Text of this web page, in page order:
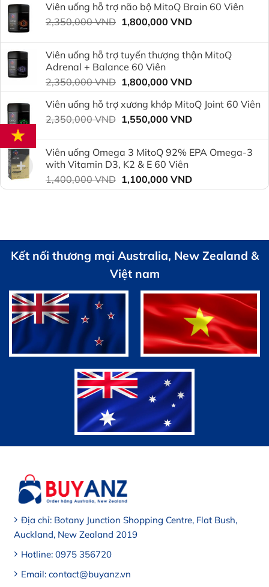
là:
900,000 VND.
tại
là:
Viên uống hỗ trợ não bộ MitoQ Brain 60 Viên
2,350,000VND Giá
2,350,000 VND.
1,800,000 VNDGiá
là:
Viên uống hỗ trợ tuyến thượng thận MitoQ
Adrenal + Balance 60 Viên
2,350,000VND Giá
là:
2,350,000 VND.
1,800,000 VNDGiá
tại
là:
Viên uống hỗ trợ xương khớp MitoQ Joint 60 Viên
2,350,000VND Giá
2,350,000 VND.
1,550,000 VNDGiá
là:
Viên uống Omega 3 MitoQ 92% EPA Omega-3
with Vitamin D3, K2 & E 60 Viên
1,400,000VND Giá
gốc
1,100,000 VNDGiá
hiện
Kết nối thương mại Australia, New Zealand &
Việt nam
Địa chỉ: Botany Junction Shopping Centre, Flat Bush,
Auckland, New Zealand 2019
Hotline: 0975 356720
Email: contact@buyanz.vn